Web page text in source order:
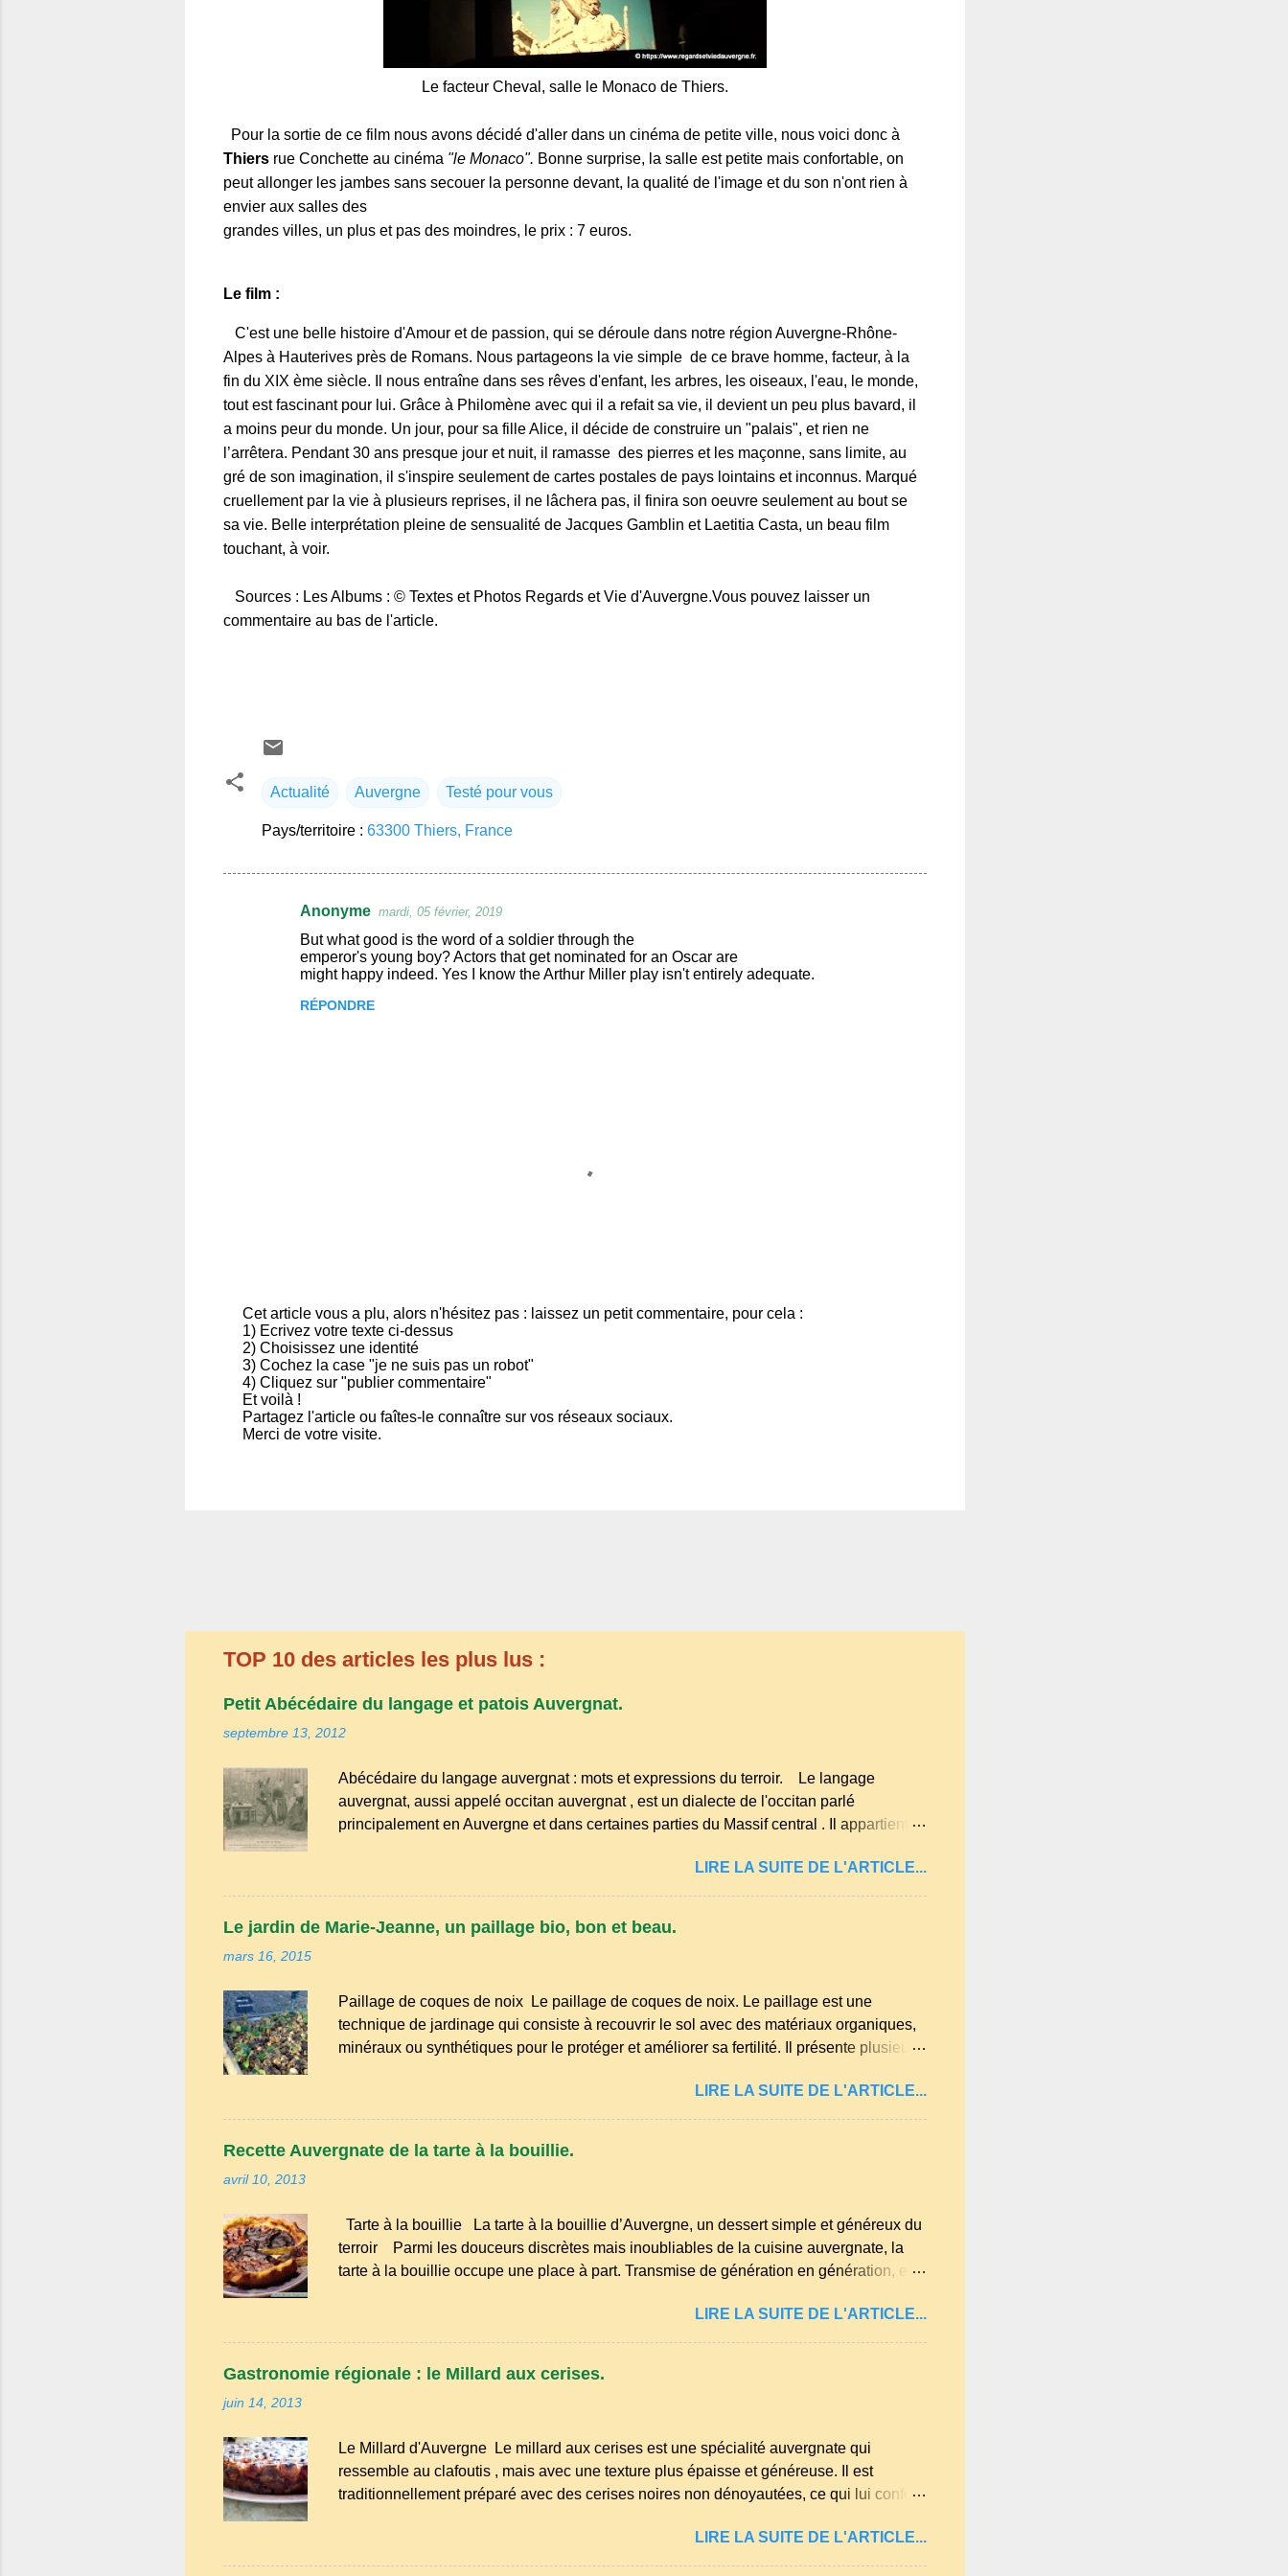
Le facteur Cheval, salle le Monaco de Thiers.
Pour la sortie de ce film nous avons décidé d'aller dans un cinéma de petite ville, nous voici donc à
Thiers rue Conchette au cinéma "le Monaco". Bonne surprise, la salle est petite mais confortable, on
peut allonger les jambes sans secouer la personne devant, la qualité de l'image et du son n'ont rien à
envier aux salles des
grandes villes, un plus et pas des moindres, le prix : 7 euros.
Le film :
C'est une belle histoire d'Amour et de passion, qui se déroule dans notre région Auvergne-Rhône-
Alpes à Hauterives près de Romans. Nous partageons la vie simple de ce brave homme, facteur, à la
fin du XIX ème siècle. Il nous entraîne dans ses rêves d'enfant, les arbres, les oiseaux, l'eau, le monde,
tout est fascinant pour lui. Grâce à Philomène avec qui il a refait sa vie, il devient un peu plus bavard, il
a moins peur du monde. Un jour, pour sa fille Alice, il décide de construire un "palais", et rien ne
l’arrêtera. Pendant 30 ans presque jour et nuit, il ramasse des pierres et les maçonne, sans limite, au
gré de son imagination, il s'inspire seulement de cartes postales de pays lointains et inconnus. Marqué
cruellement par la vie à plusieurs reprises, il ne lâchera pas, il finira son oeuvre seulement au bout se
sa vie. Belle interprétation pleine de sensualité de Jacques Gamblin et Laetitia Casta, un beau film
touchant, à voir.
Sources : Les Albums : © Textes et Photos Regards et Vie d'Auvergne.Vous pouvez laisser un
commentaire au bas de l'article.
Actualité Auvergne Testé pour vous
Pays/territoire : 63300 Thiers, France
Anonyme mardi, 05 février, 2019
But what good is the word of a soldier through the
emperor's young boy? Actors that get nominated for an Oscar are
might happy indeed. Yes I know the Arthur Miller play isn't entirely adequate.
RÉPONDRE
E
n
r
e
g
i
s
t
i
r
e
Cet article vous a plu, alors n'hésitez pas : laissez un petit commentaire, pour cela :
1) Ecrivez votre texte ci-dessus
2) Choisissez une identité
3) Cochez la case "je ne suis pas un robot"
4) Cliquez sur "publier commentaire"
Et voilà !
Partagez l'article ou faîtes-le connaître sur vos réseaux sociaux.
Merci de votre visite.
TOP 10 des articles les plus lus :
Petit Abécédaire du langage et patois Auvergnat.
septembre 13, 2012
Abécédaire du langage auvergnat : mots et expressions du terroir. Le langage
auvergnat, aussi appelé occitan auvergnat , est un dialecte de l'occitan parlé
principalement en Auvergne et dans certaines parties du Massif central . Il appartient à
Bien que le nombre de locuteurs ait diminué au fil des décennies, il reste une langue
riche en expressions et en traditions. Par exemple, on trouve des mots typiques
naïf). Souvenirs de la langue d’ Auvergne particulièrement du Puy-de-Dôme . A
LIRE LA SUITE DE L'ARTICLE...
Le jardin de Marie-Jeanne, un paillage bio, bon et beau.
mars 16, 2015
Paillage de coques de noix Le paillage de coques de noix. Le paillage est une
technique de jardinage qui consiste à recouvrir le sol avec des matériaux organiques,
minéraux ou synthétiques pour le protéger et améliorer sa fertilité. Il présente plusieurs
conserve l'humidité du sol. Diminution des mauvaises herbes : Il empêche la lumière
d'atteindre le sol, ce qui freine la germination des adventices. Protection contre les
intempéries : Il préserve le sol du froid en hiver et de la chaleur excessive en été.
Amélioration de la structure du sol : Les paillis organiques se décomposent et
Tailles, nettoyages et premiers semis sont à l...
LIRE LA SUITE DE L'ARTICLE...
Recette Auvergnate de la tarte à la bouillie.
avril 10, 2013
Tarte à la bouillie La tarte à la bouillie d’Auvergne, un dessert simple et généreux du
terroir Parmi les douceurs discrètes mais inoubliables de la cuisine auvergnate, la
tarte à la bouillie occupe une place à part. Transmise de génération en génération, elle
familiales où l’on partageait des recettes simples, nourrissantes et pleines de
tendresse. Dans les campagnes du Puy‑de‑Dôme, du Cantal ou de la Haute‑Loire,
cette tarte était autrefois un dessert du quotidien, préparé avec les ingrédients les plus
modestes : lait, farine, sucre, œufs… et beaucoup de savoir‑faire. Comme beaucoup
grenier. Pas de fioritures ...
LIRE LA SUITE DE L'ARTICLE...
Gastronomie régionale : le Millard aux cerises.
juin 14, 2013
Le Millard d'Auvergne Le millard aux cerises est une spécialité auvergnate qui
ressemble au clafoutis , mais avec une texture plus épaisse et généreuse. Il est
traditionnellement préparé avec des cerises noires non dénoyautées, ce qui lui confère
cerises. Prévoyez 500 g de cerises noires si possible , la tradition les recommande . Il
faut aussi 3 œufs, 250 g de farine, 50g de sucre un verre de lait, 1 pincée de sel et 30 g
LIRE LA SUITE DE L'ARTICLE...